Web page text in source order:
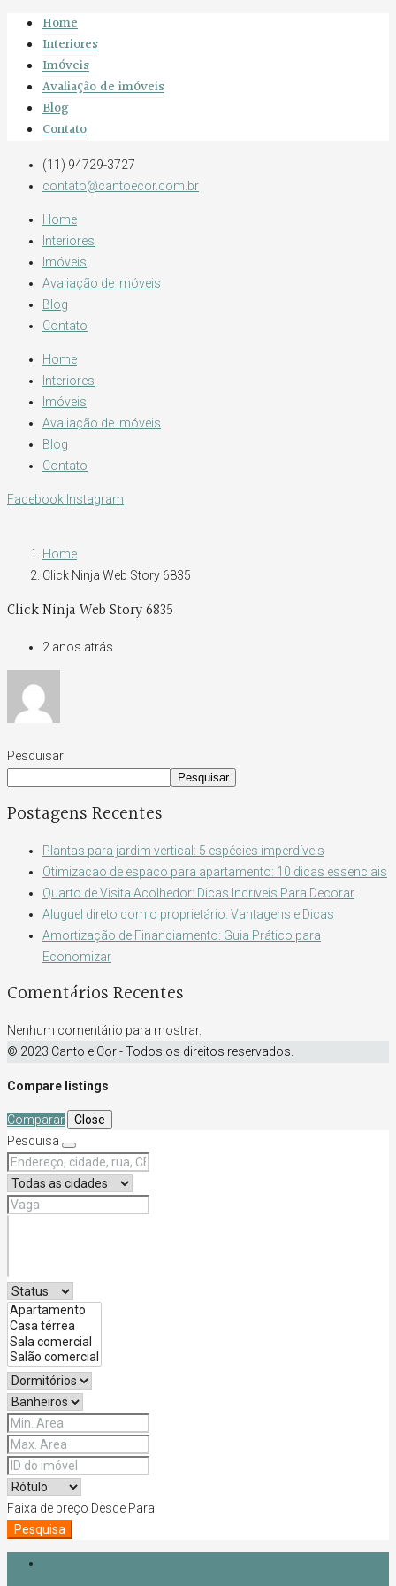
Home
Interiores
Imóveis
Avaliação de imóveis
Blog
Contato
(11) 94729-3727
contato@cantoecor.com.br
Home
Interiores
Imóveis
Avaliação de imóveis
Blog
Contato
Home
Interiores
Imóveis
Avaliação de imóveis
Blog
Contato
Facebook Instagram
Home
Click Ninja Web Story 6835
Click Ninja Web Story 6835
2 anos atrás
Pesquisar
Pesquisar
Postagens Recentes
Plantas para jardim vertical: 5 espécies imperdíveis
Otimizacao de espaco para apartamento: 10 dicas essenciais
Quarto de Visita Acolhedor: Dicas Incríveis Para Decorar
Aluguel direto com o proprietário: Vantagens e Dicas
Amortização de Financiamento: Guia Prático para
Economizar
Comentários Recentes
Nenhum comentário para mostrar.
© 2023 Canto e Cor - Todos os direitos reservados.
Compare listings
Comparar
Close
Pesquisa
Faixa de preço Desde Para
Pesquisa